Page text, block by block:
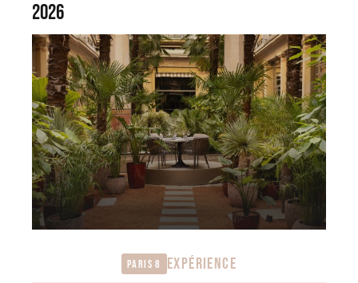
2026
Paris 8 EXPÉRIENCE